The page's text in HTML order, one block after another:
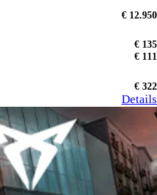
€ 12.950
€ 135
€ 111
€ 322
Details